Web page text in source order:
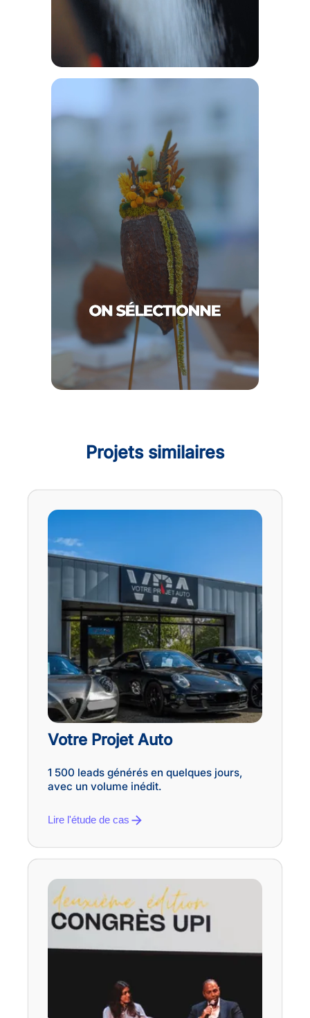
Projets similaires
Votre Projet Auto
1 500 leads générés en quelques jours,
avec un volume inédit.
Lire l'étude de cas